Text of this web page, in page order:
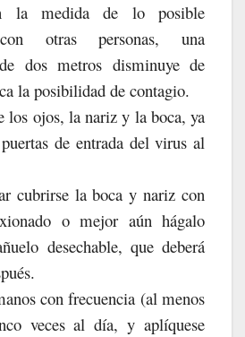
la medida de lo posible
otras personas, una
dos metros disminuye de
la posibilidad de contagio.
los ojos, la nariz y la boca, ya
de entrada del virus al
cubrirse la boca y nariz con
o mejor aún hágalo
desechable, que deberá
con frecuencia (al menos
veces al día, y aplíquese